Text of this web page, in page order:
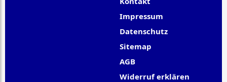
Impressum
Datenschutz
Sitemap
AGB
Widerruf erklären